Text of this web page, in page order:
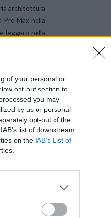
of your personal or
opt-out section to
you may
by us or personal
opt-out of the
list of downstream
on the IAB’s List of
architettura
Pro Max nella
leggero nella
di alluminio,
alla
Grazie
soli 3.55 mm
visivo. Dopo
ad alta